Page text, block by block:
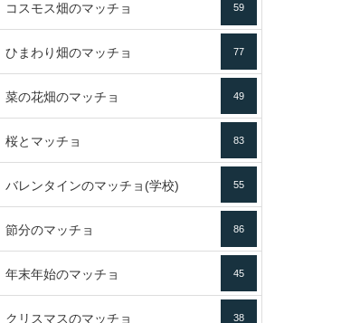
コスモス畑のマッチョ 59
ひまわり畑のマッチョ 77
菜の花畑のマッチョ 49
桜とマッチョ 83
バレンタインのマッチョ(学校) 55
節分のマッチョ 86
年末年始のマッチョ 45
クリスマスのマッチョ 38